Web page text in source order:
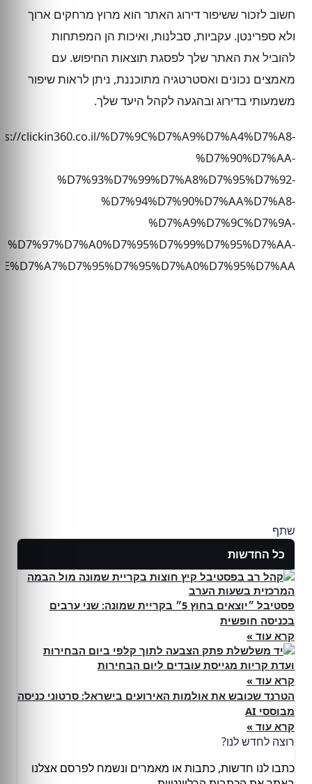
חשוב לזכור ששיפור דירוג האתר הוא מרוץ מרחקים ארוך
ולא ספרינטן. עקביות, סבלנות, ואיכות הן המפתחות
להוביל את האתר שלך לפסגת תוצאות החיפוש. עם
מאמצים נכונים ואסטרטגיה מתוכננת, ניתן לראות שיפור
משמעותי בדירוג ובהגעה לקהל היעד שלך.
clickin360.co.il/%D7%9C%D7%A9%D7%A4%D7%A8-
%D7%90%D7%AA-
%D7%93%D7%99%D7%A8%D7%95%D7%92-
%D7%94%D7%90%D7%AA%D7%A8-
%D7%A9%D7%9C%D7%9A-
שתף
כל החדשות
פסטיבל ״יוצאים בחוץ 5״ בקריית שמונה: שני ערבים
בכניסה חופשית
קרא עוד »
ועדת קריות מגייסת עובדים ליום הבחירות
קרא עוד »
הטרנד שכובש את אולמות האירועים בישראל: סרטוני כניסה
מבוססי AI
קרא עוד »
רוצה לחדש לנו?
כתבו לנו חדשות, כתבות או מאמרים ונשמח לפרסם אצלנו